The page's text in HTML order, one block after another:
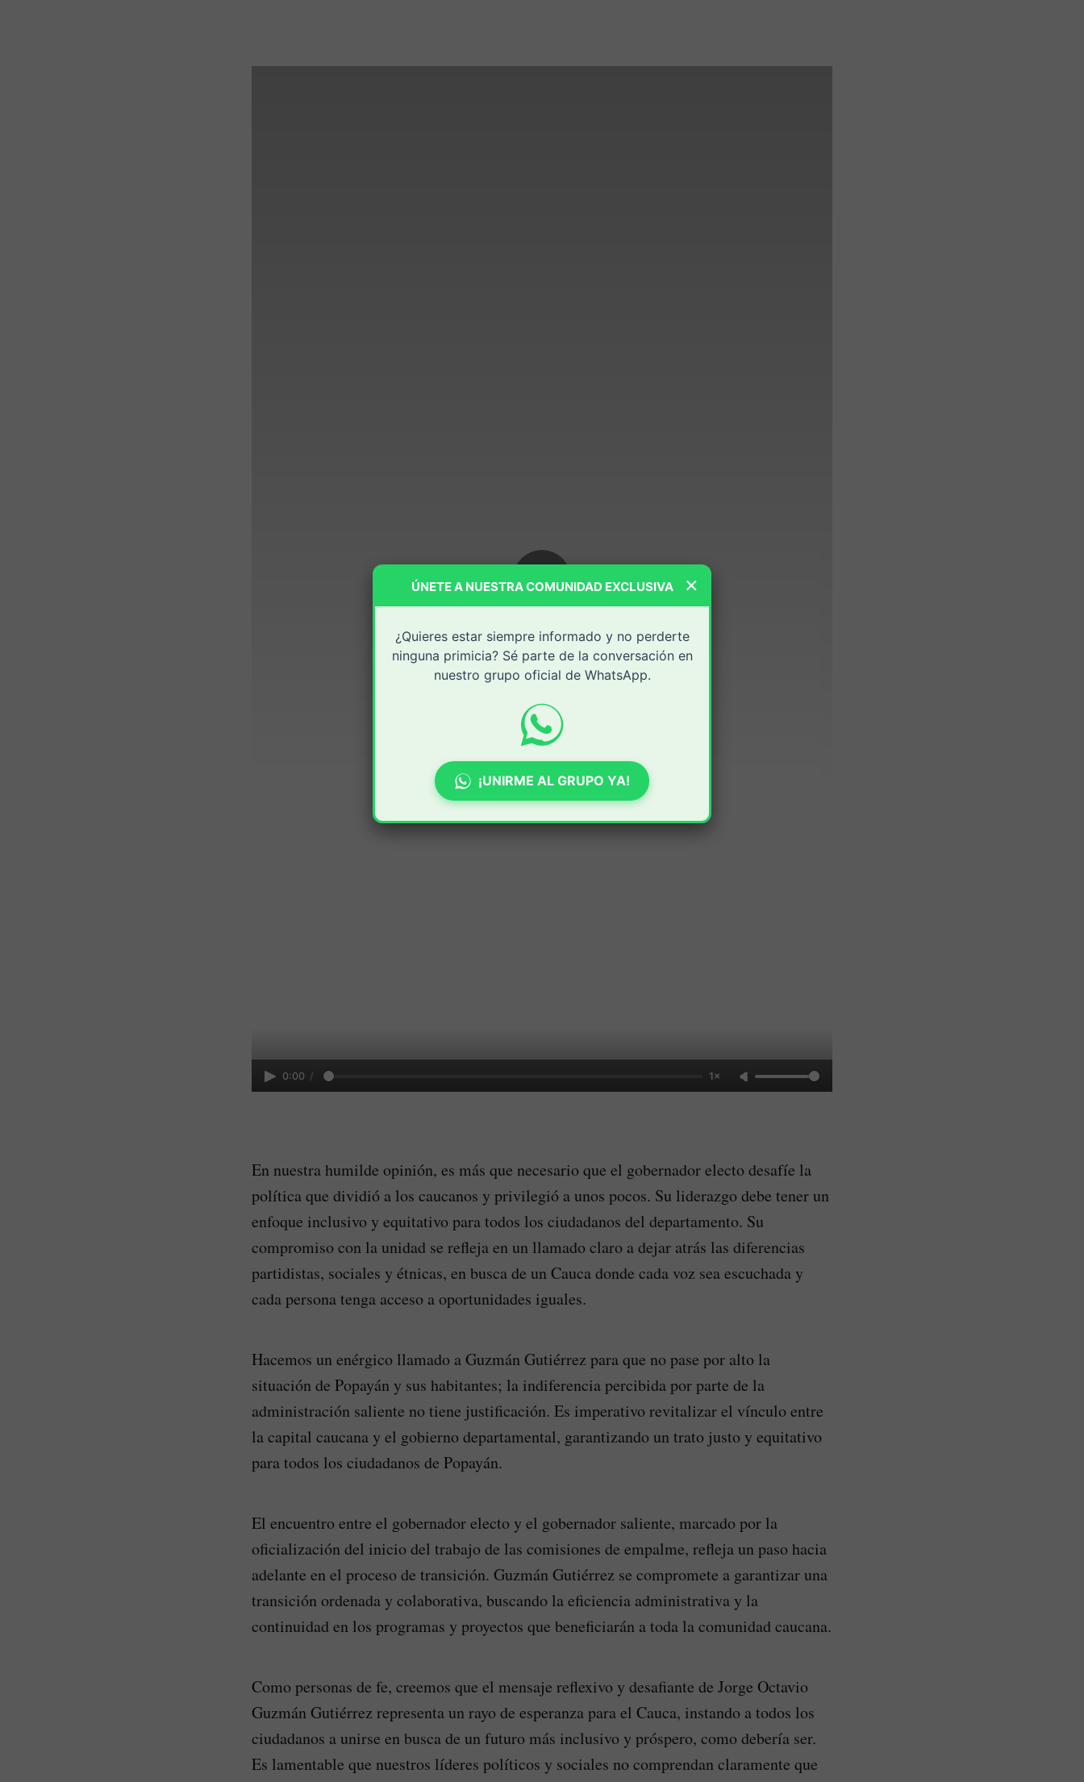
0:00 / 1×
En nuestra humilde opinión, es más que necesario que el gobernador electo desafíe la
política que dividió a los caucanos y privilegió a unos pocos. Su liderazgo debe tener un
enfoque inclusivo y equitativo para todos los ciudadanos del departamento. Su
compromiso con la unidad se refleja en un llamado claro a dejar atrás las diferencias
partidistas, sociales y étnicas, en busca de un Cauca donde cada voz sea escuchada y
cada persona tenga acceso a oportunidades iguales.
Hacemos un enérgico llamado a Guzmán Gutiérrez para que no pase por alto la
situación de Popayán y sus habitantes; la indiferencia percibida por parte de la
administración saliente no tiene justificación. Es imperativo revitalizar el vínculo entre
la capital caucana y el gobierno departamental, garantizando un trato justo y equitativo
para todos los ciudadanos de Popayán.
El encuentro entre el gobernador electo y el gobernador saliente, marcado por la
oficialización del inicio del trabajo de las comisiones de empalme, refleja un paso hacia
adelante en el proceso de transición. Guzmán Gutiérrez se compromete a garantizar una
transición ordenada y colaborativa, buscando la eficiencia administrativa y la
continuidad en los programas y proyectos que beneficiarán a toda la comunidad caucana.
Como personas de fe, creemos que el mensaje reflexivo y desafiante de Jorge Octavio
Guzmán Gutiérrez representa un rayo de esperanza para el Cauca, instando a todos los
ciudadanos a unirse en busca de un futuro más inclusivo y próspero, como debería ser.
Es lamentable que nuestros líderes políticos y sociales no comprendan claramente que
×
ÚNETE A NUESTRA COMUNIDAD EXCLUSIVA
¿Quieres estar siempre informado y no perderte
ninguna primicia? Sé parte de la conversación en
nuestro grupo oficial de WhatsApp.
¡UNIRME AL GRUPO YA!